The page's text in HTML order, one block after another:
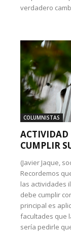
verdadero
COLUMNISTAS
ACTIVIDAD
CUMPLIR
(Javier Jaque,
Recordemos
las actividades
debe cumplir
principal es
facultades que
sería pedirle